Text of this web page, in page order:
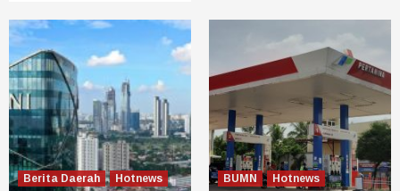
Berita Daerah
Hotnews
BUMN
Hotnews